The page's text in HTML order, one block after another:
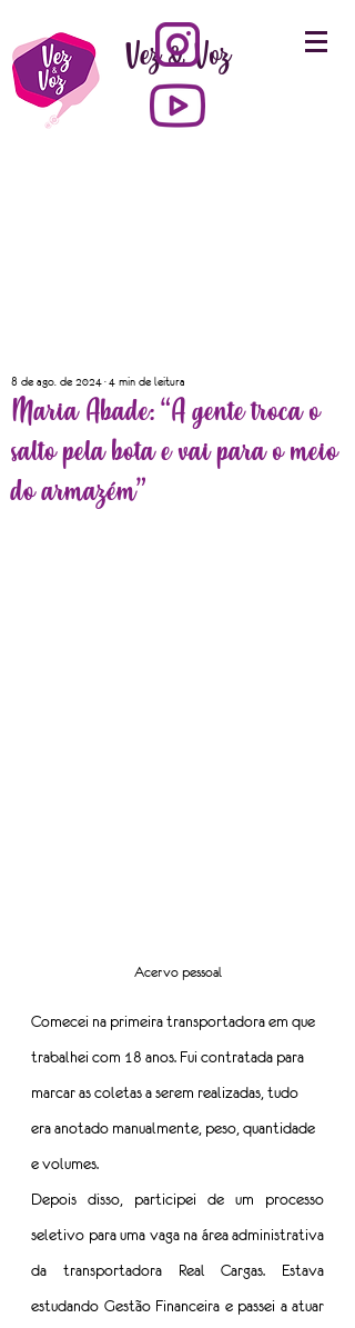
Vez & Voz
Maria Abade: “A gente troca o
salto pela bota e vai para o meio
do armazém”
8 de ago. de 2024 4 min de leitura
Acervo pessoal
Comecei na primeira transportadora em que
trabalhei com 18 anos. Fui contratada para
marcar as coletas a serem realizadas, tudo
era anotado manualmente, peso, quantidade
e volumes.
Depois disso, participei de um processo
seletivo para uma vaga na área administrativa
da transportadora Real Cargas. Estava
estudando Gestão Financeira e passei a atuar